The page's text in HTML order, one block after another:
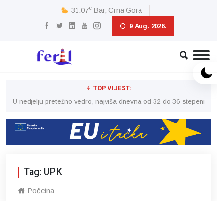
31.07c Bar, Crna Gora
9 Aug. 2026.
TOP VIJEST:
U nedjelju pretežno vedro, najviša dnevna od 32 do 36 stepeni
Tag: UPK
Početna